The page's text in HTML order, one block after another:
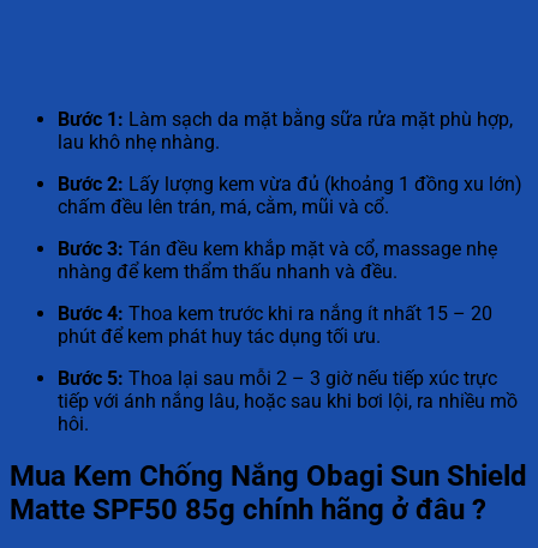
Bước 1: Làm sạch da mặt bằng sữa rửa mặt phù hợp,
lau khô nhẹ nhàng.
Bước 2: Lấy lượng kem vừa đủ (khoảng 1 đồng xu lớn)
chấm đều lên trán, má, cằm, mũi và cổ.
Bước 3: Tán đều kem khắp mặt và cổ, massage nhẹ
nhàng để kem thẩm thấu nhanh và đều.
Bước 4: Thoa kem trước khi ra nắng ít nhất 15 – 20
phút để kem phát huy tác dụng tối ưu.
Bước 5: Thoa lại sau mỗi 2 – 3 giờ nếu tiếp xúc trực
tiếp với ánh nắng lâu, hoặc sau khi bơi lội, ra nhiều mồ
hôi.
Mua Kem Chống Nắng Obagi Sun Shield
Matte SPF50 85g chính hãng ở đâu ?